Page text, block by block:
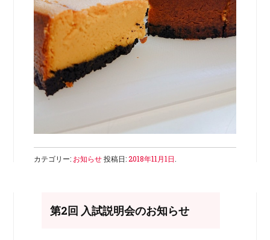
カテゴリー: お知らせ投稿日:2018年11月1日
第2回 入試説明会のお知らせ